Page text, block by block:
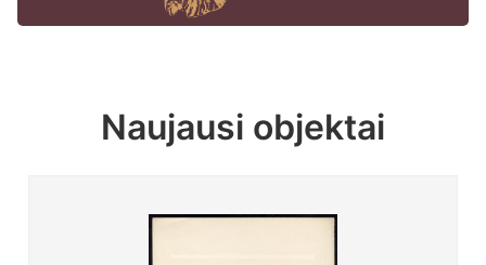
Naujausi objektai